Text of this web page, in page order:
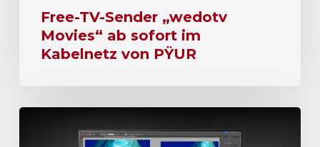
Free-TV-Sender „wedotv
Movies“ ab sofort im
Kabelnetz von PŸUR